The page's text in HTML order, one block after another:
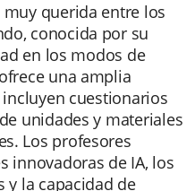
querida entre los
conocida por su
en los modos de
una amplia
cuestionarios
unidades y materiales
Los profesores
innovadoras de IA, los
y la capacidad de